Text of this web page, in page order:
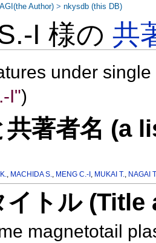
I 様の共
under
I")
共著者名 (a
, MACHIDA S., MENG C.-I , MUKAI T., NAGAI
イトル
magnetotail
Author) >nkysdb (this DB)